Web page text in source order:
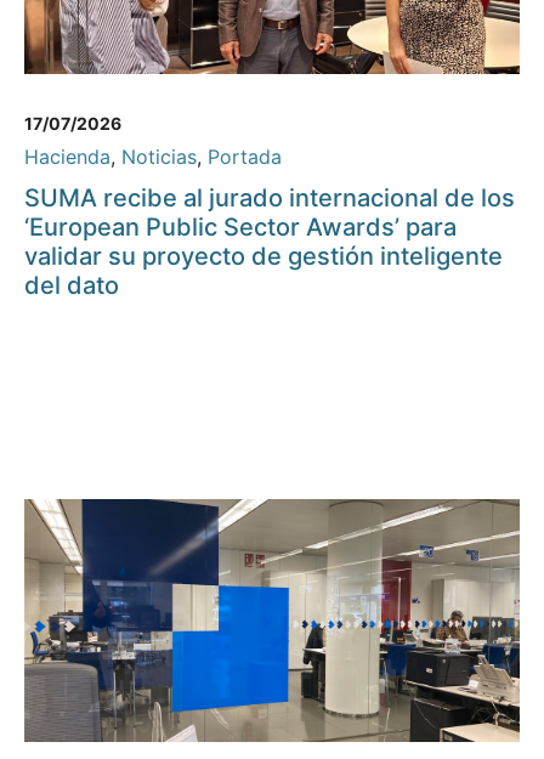
17/07/2026
Hacienda, Noticias, Portada
SUMA recibe al jurado internacional de los
‘European Public Sector Awards’ para
validar su proyecto de gestión inteligente
del dato